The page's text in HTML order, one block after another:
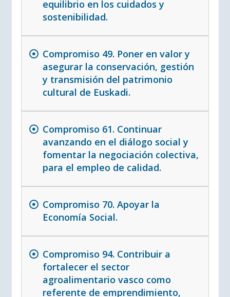
equilibrio en los cuidados y
sostenibilidad.
Compromiso 49. Poner en valor y
asegurar la conservación, gestión
y transmisión del patrimonio
cultural de Euskadi.
Compromiso 61. Continuar
avanzando en el diálogo social y
fomentar la negociación colectiva,
para el empleo de calidad.
Compromiso 70. Apoyar la
Economía Social.
Compromiso 94. Contribuir a
fortalecer el sector
agroalimentario vasco como
referente de emprendimiento,